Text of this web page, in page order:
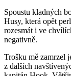
Spoustu kladných
Husy, která opět
rozesmát i ve
negativně.
Trošku mě zamrzel
z dalších